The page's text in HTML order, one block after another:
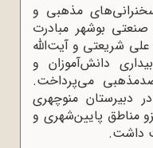
مذهبی و
بوشهر مبادرت
شریعتی و آیت‌الله
دانش‌آموزان و
ضدمذهبی می‌پرداخت.
دبیرستان منوچهری
مناطق پایین‌شهری و
داشت.